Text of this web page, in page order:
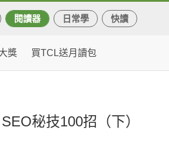
閱讀器 日常學 快讀
獎 買TCL送月讀包
SEO秘技100招（下）